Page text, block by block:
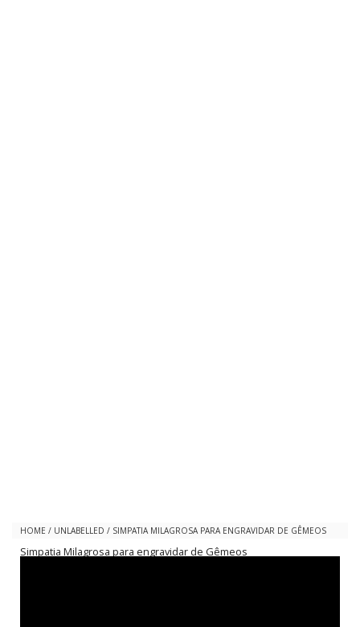
HOME / UNLABELLED / SIMPATIA MILAGROSA PARA ENGRAVIDAR DE GÊMEOS
Simpatia Milagrosa para engravidar de Gêmeos